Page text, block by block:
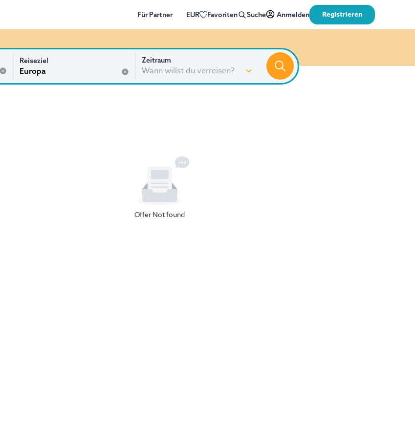
Für Partner EUR Favoriten Suche Anmelden Registrieren
Reiseziel Zeitraum
Wann willst du verreisen?
Offer Not found